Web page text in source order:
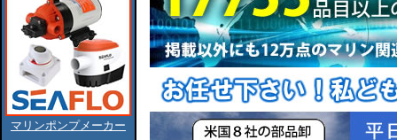
マリンポンプメーカー